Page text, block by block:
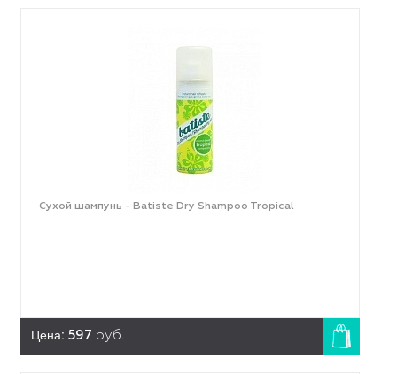
Сухой шампунь - Batiste Dry Shampoo Tropical
Цена: 597 руб.